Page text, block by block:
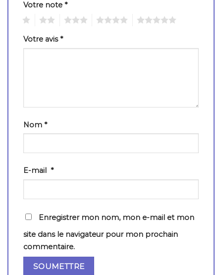
Votre note *
Votre avis*
Nom *
E-mail *
Enregistrer mon nom, mon e-mail et mon
site dans le navigateur pour mon prochain
commentaire.